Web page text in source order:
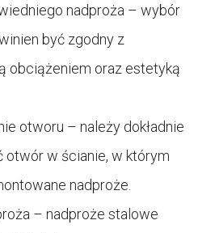
nadproża – wybór
być zgodny z
obciążeniem oraz estetyką
otworu – należy dokładnie
otwór w ścianie, w którym
nadproże.
– nadproże stalowe